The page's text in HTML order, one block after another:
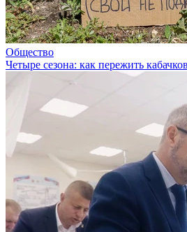
Общество
Четыре сезона: как пережить